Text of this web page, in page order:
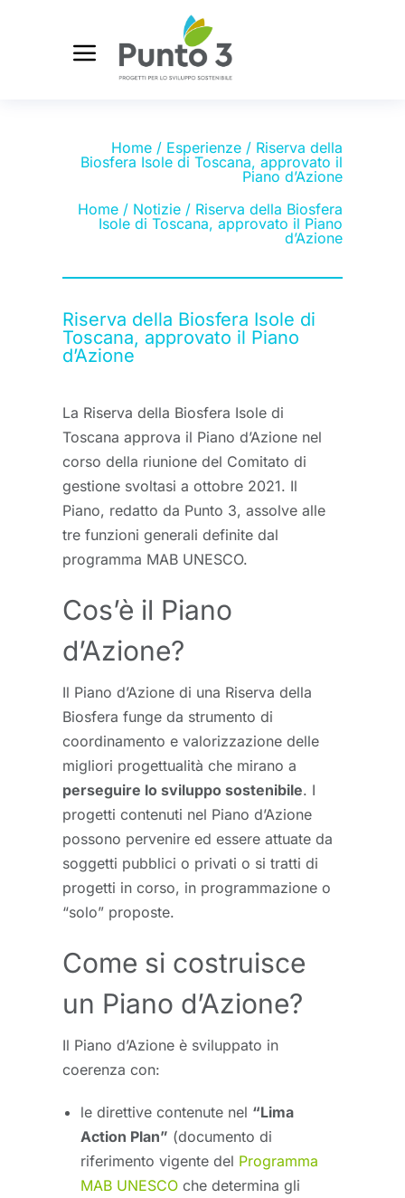
Home / Esperienze / Riserva della
Biosfera Isole di Toscana, approvato il
Piano d’Azione
Home / Notizie / Riserva della Biosfera
Isole di Toscana, approvato il Piano
d’Azione
Riserva della Biosfera Isole di
Toscana, approvato il Piano
d’Azione
La Riserva della Biosfera Isole di
Toscana approva il Piano d’Azione nel
corso della riunione del Comitato di
gestione svoltasi a ottobre 2021. Il
Piano, redatto da Punto 3, assolve alle
tre funzioni generali definite dal
programma MAB UNESCO.
Cos’è il Piano
d’Azione?
Il Piano d’Azione di una Riserva della
Biosfera funge da strumento di
coordinamento e valorizzazione delle
migliori progettualità che mirano a
perseguire lo sviluppo sostenibile. I
progetti contenuti nel Piano d’Azione
possono pervenire ed essere attuate da
soggetti pubblici o privati o si tratti di
progetti in corso, in programmazione o
“solo” proposte.
Come si costruisce
un Piano d’Azione?
Il Piano d’Azione è sviluppato in
coerenza con:
le direttive contenute nel “Lima
Action Plan” (documento di
riferimento vigente del Programma
MAB UNESCO che determina gli